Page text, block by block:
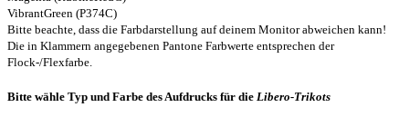
VibrantGreen (P374C)
Bitte beachte, dass die Farbdarstellung auf deinem Monitor abweichen kann!
Die in Klammern angegebenen Pantone Farbwerte entsprechen der
Flock-/Flexfarbe.
Bitte wähle Typ und Farbe des Aufdrucks für die Libero-Trikots